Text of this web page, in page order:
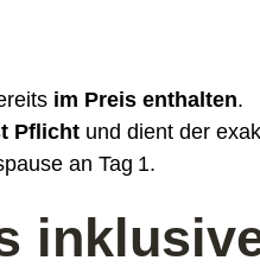
im Preis enthalten.
Pflicht und dient der
an Tag 1.